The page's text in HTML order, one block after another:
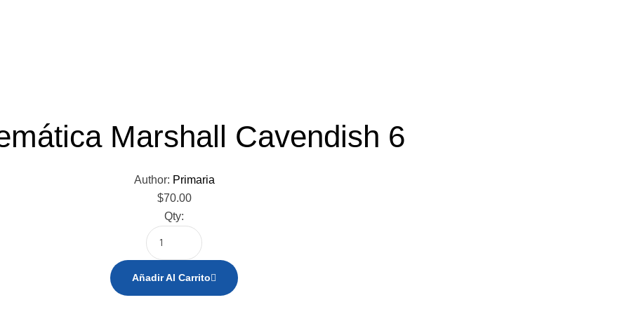
Marshall Cavendish 6
Author: Primaria
$70.00
Qty:
Añadir Al Carrito